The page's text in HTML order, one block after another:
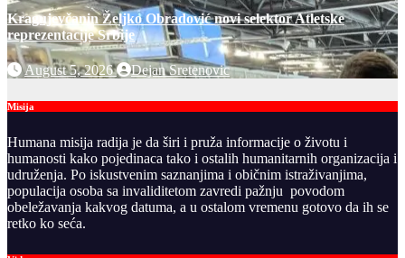
Kragujevčanin Željko Obradović novi selektor Atletske
reprezentacije Srbije
August 5, 2026 Dejan Sretenovic
Misija
Humana misija radija je da širi i pruža informacije o životu i
humanosti kako pojedinaca tako i ostalih humanitarnih organizacija i
udruženja. Po iskustvenim saznanjima i običnim istraživanjima,
populacija osoba sa invaliditetom zavredi pažnju povodom
obeležavanja kakvog datuma, a u ostalom vremenu gotovo da ih se
retko ko seća.